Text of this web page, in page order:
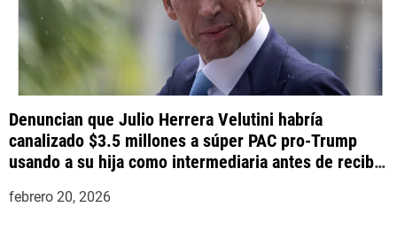
Denuncian que Julio Herrera Velutini habría
canalizado $3.5 millones a súper PAC pro-Trump
usando a su hija como intermediaria antes de recibir
febrero 20, 2026